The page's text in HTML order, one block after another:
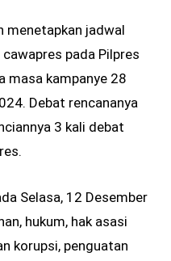
menetapkan jadwal
pada Pilpres
masa kampanye 28
Debat rencananya
3 kali debat
Selasa, 12 Desember
hukum, hak asasi
korupsi, penguatan